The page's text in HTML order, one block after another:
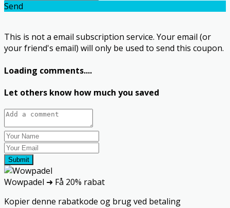
Send
This is not a email subscription service. Your email (or
your friend's email) will only be used to send this coupon.
Loading comments....
Let others know how much you saved
Submit
Wowpadel ➜ Få 20% rabat
Kopier denne rabatkode og brug ved betaling